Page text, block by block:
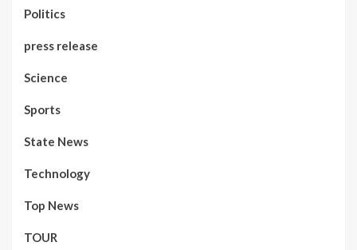
Politics
press release
Science
Sports
State News
Technology
Top News
TOUR